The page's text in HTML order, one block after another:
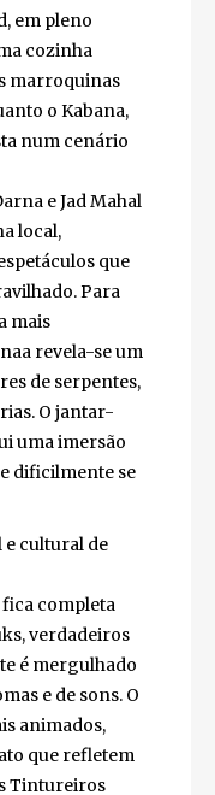
cultura e
onde é
aos clubes de
O Nomad,
uma
junta
e Jad
local,
mais
revela-se
de histórias.
constitui
que
e cultural de
completa